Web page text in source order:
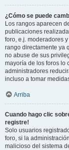
¿Cómo se puede
Los rangos aparecen
publicaciones
foro, e.j. moderadores
rango directamente ya
no abuse de sus
mayoría de los foros lo
administradores
incluso a tomar
Arriba
Cuando hago clic
registre!
Solo usuarios
foro, si la
malicioso del sistema